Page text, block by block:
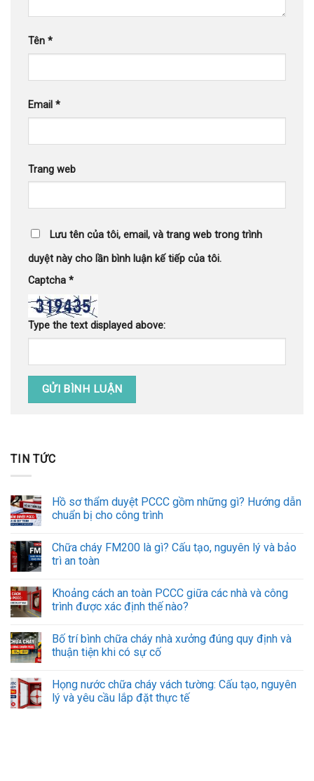
Tên *
Email *
Trang web
Lưu tên của tôi, email, và trang web trong trình
duyệt này cho lần bình luận kế tiếp của tôi.
Captcha *
Type the text displayed above:
TIN TỨC
Hồ sơ thẩm duyệt PCCC gồm những gì? Hướng dẫn
chuẩn bị cho công trình
Chữa cháy FM200 là gì? Cấu tạo, nguyên lý và bảo
trì an toàn
Khoảng cách an toàn PCCC giữa các nhà và công
trình được xác định thế nào?
Bố trí bình chữa cháy nhà xưởng đúng quy định và
thuận tiện khi có sự cố
Họng nước chữa cháy vách tường: Cấu tạo, nguyên
lý và yêu cầu lắp đặt thực tế